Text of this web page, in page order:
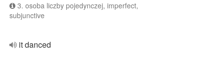
3. osoba liczby pojedynczej, imperfect,
subjunctive
it danced